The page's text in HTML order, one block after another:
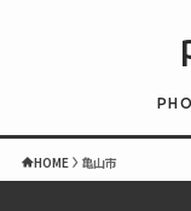
HOME 亀山市